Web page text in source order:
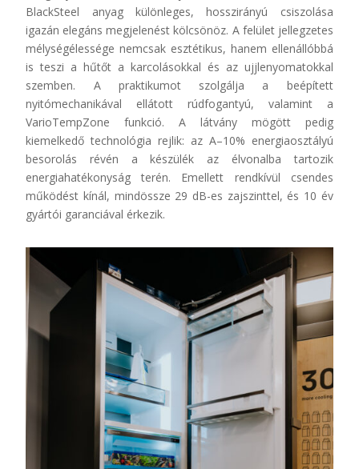
BlackSteel anyag különleges, hosszirányú csiszolása
igazán elegáns megjelenést kölcsönöz. A felület jellegzetes
mélységélessége nemcsak esztétikus, hanem ellenállóbbá
is teszi a hűtőt a karcolásokkal és az ujjlenyomatokkal
szemben.
A praktikumot szolgálja a beépített
nyitómechanikával ellátott rúdfogantyú, valamint a
VarioTempZone funkció. A látvány mögött pedig
kiemelkedő technológia rejlik: az A–10% energiaosztályú
besorolás révén a készülék az élvonalba tartozik
energiahatékonyság terén. Emellett rendkívül csendes
működést kínál, mindössze 29 dB-es zajszinttel, és 10 év
gyártói garanciával érkezik.